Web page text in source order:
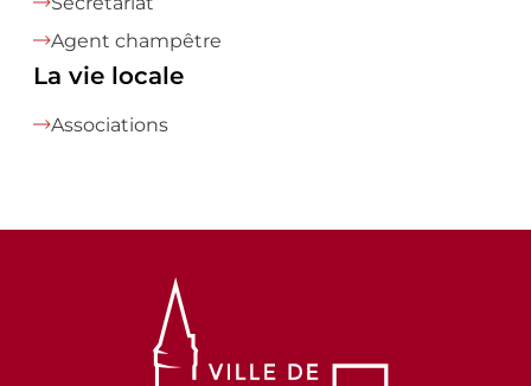
Agent champêtre
La vie locale
Associations